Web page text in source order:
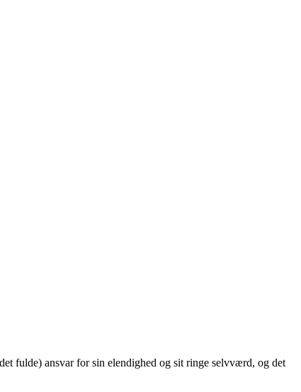
fulde) ansvar for sin elendighed og sit ringe selvværd, og det